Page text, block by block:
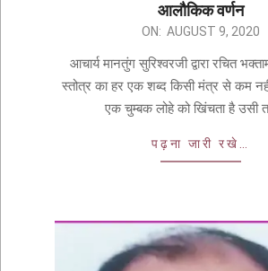
आलौकिक वर्णन
ON: AUGUST 9, 2020
आचार्य मानतुंग सुरिश्वरजी द्वारा रचित
स्तोत्र का हर एक शब्द किसी मंत्र से कम
एक चुम्बक लोहे को खिंचता है उसी
पढ़ना जारी रखे…